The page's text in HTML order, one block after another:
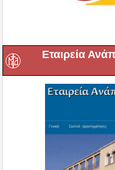
Εταιρεία